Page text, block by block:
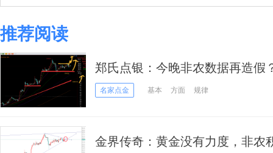
推荐阅读
郑氏点银：今晚非农数据再造假
边看涨
名家点金 基本 方面 规律
金界传奇：黄金没有力度，非农